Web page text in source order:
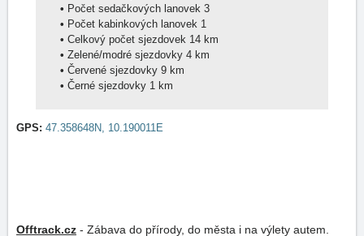
•
Počet sedačkových lanovek 3
•
Počet kabinkových lanovek 1
•
Celkový počet sjezdovek 14 km
•
Zelené/modré sjezdovky 4 km
•
Červené sjezdovky 9 km
• Černé sjezdovky 1 km
GPS: 47.358648N, 10.190011E
Offtrack.cz - Zábava do přírody, do města i na výlety autem.